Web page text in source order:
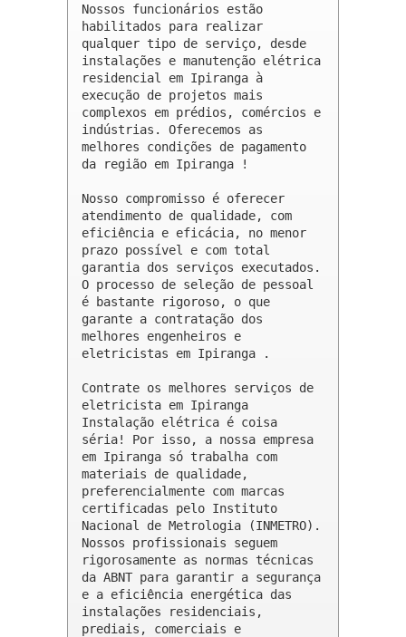
Nossos funcionários estão
habilitados para realizar
qualquer tipo de serviço, desde
instalações e manutenção elétrica
residencial em Ipiranga à
execução de projetos mais
complexos em prédios, comércios e
indústrias. Oferecemos as
melhores condições de pagamento
da região em Ipiranga !
Nosso compromisso é oferecer
atendimento de qualidade, com
eficiência e eficácia, no menor
prazo possível e com total
garantia dos serviços executados.
O processo de seleção de pessoal
é bastante rigoroso, o que
garante a contratação dos
melhores engenheiros e
eletricistas em Ipiranga .
Contrate os melhores serviços de
eletricista em Ipiranga
Instalação elétrica é coisa
séria! Por isso, a nossa empresa
em Ipiranga só trabalha com
materiais de qualidade,
preferencialmente com marcas
certificadas pelo Instituto
Nacional de Metrologia (INMETRO).
Nossos profissionais seguem
rigorosamente as normas técnicas
da ABNT para garantir a segurança
e a eficiência energética das
instalações residenciais,
prediais, comerciais e